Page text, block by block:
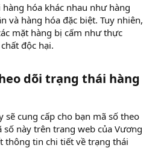
hóa khác nhau như hàng
và hàng hóa đặc biệt. Tuy nhiên,
mặt hàng bị cấm như thực
độc hại.
dõi trạng thái hàng
sẽ cung cấp cho bạn mã số theo
số này trên trang web của Vương
thông tin chi tiết về trạng thái